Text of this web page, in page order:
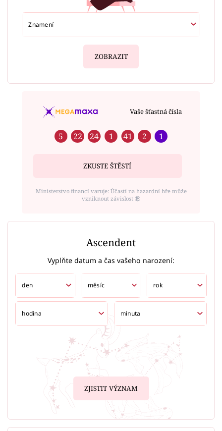
ZOBRAZIT
Vaše šťastná čísla
5 22 24 1 41 2 1
ZKUSTE ŠTĚSTÍ
Ministerstvo financí varuje: Účastí na hazardní hře může
vzniknout závislost ⑱
Ascendent
Vyplňte datum a čas vašeho narození:
ZJISTIT VÝZNAM